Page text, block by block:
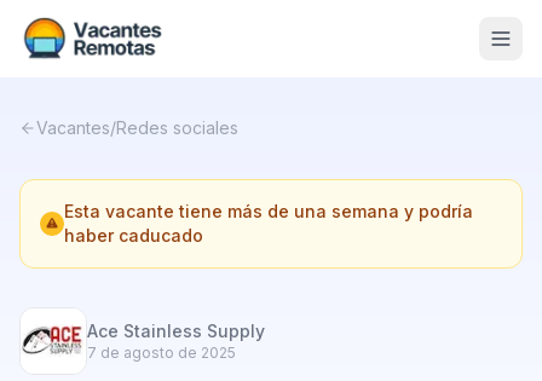
Nosotros
Contacto
Calculadora Freelance Gratis
Vacantes/Redes sociales
Esta vacante tiene más de una semana y podría
haber caducado
Ace Stainless Supply
7 de agosto de 2025